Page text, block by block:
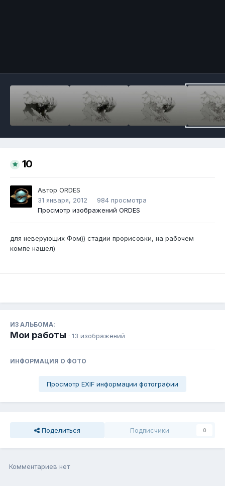
10
Автор ORDES
31 января, 2012
984 просмотра
Просмотр изображений ORDES
для неверующих Фом)) стадии прорисовки, на рабочем
компе нашел)
ИЗ АЛЬБОМА:
Мои работы · 13 изображений
ИНФОРМАЦИЯ О ФОТО
Просмотр EXIF информации фотографии
Поделиться Подписчики 0
Комментариев нет